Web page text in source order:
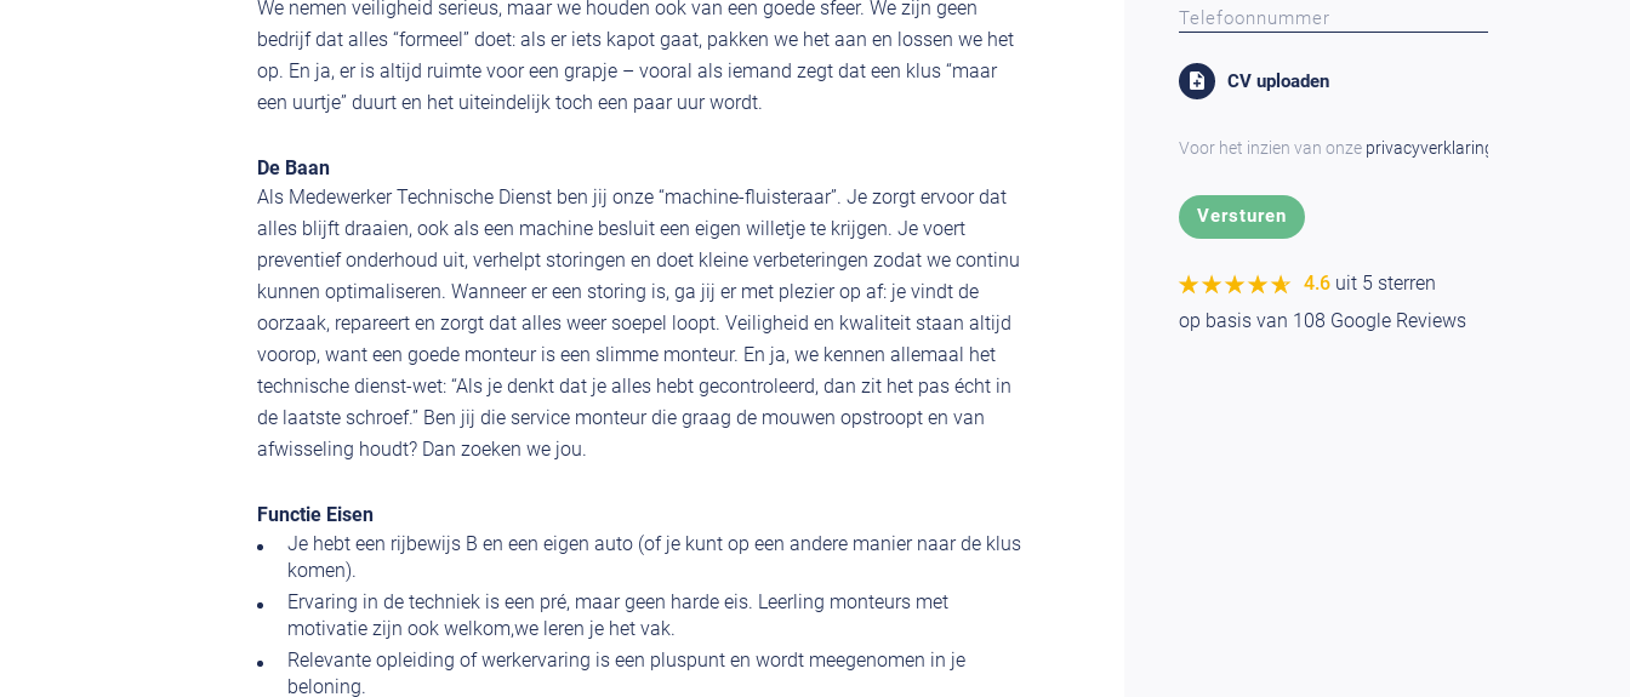
We nemen veiligheid serieus, maar we houden ook van een goede sfeer. We zijn geen
bedrijf dat alles “formeel” doet: als er iets kapot gaat, pakken we het aan en lossen we het
op. En ja, er is altijd ruimte voor een grapje – vooral als iemand zegt dat een klus “maar
een uurtje” duurt en het uiteindelijk toch een paar uur wordt.
De Baan
Als Medewerker Technische Dienst ben jij onze “machine-fluisteraar”. Je zorgt ervoor dat
alles blijft draaien, ook als een machine besluit een eigen willetje te krijgen. Je voert
preventief onderhoud uit, verhelpt storingen en doet kleine verbeteringen zodat we continu
kunnen optimaliseren. Wanneer er een storing is, ga jij er met plezier op af: je vindt de
oorzaak, repareert en zorgt dat alles weer soepel loopt. Veiligheid en kwaliteit staan altijd
voorop, want een goede monteur is een slimme monteur. En ja, we kennen allemaal het
technische dienst-wet: “Als je denkt dat je alles hebt gecontroleerd, dan zit het pas écht in
de laatste schroef.” Ben jij die service monteur die graag de mouwen opstroopt en van
afwisseling houdt? Dan zoeken we jou.
Functie Eisen
Je hebt een rijbewijs B en een eigen auto (of je kunt op een andere manier naar de klus
komen).
Ervaring in de techniek is een pré, maar geen harde eis. Leerling monteurs met
motivatie zijn ook welkom,we leren je het vak.
Relevante opleiding of werkervaring is een pluspunt en wordt meegenomen in je
beloning.
CV uploaden
Voor het inzien van onze privacyverklaring
★★★★★
★★★★★ 4.6 uit 5 sterren
op basis van 108 Google Reviews